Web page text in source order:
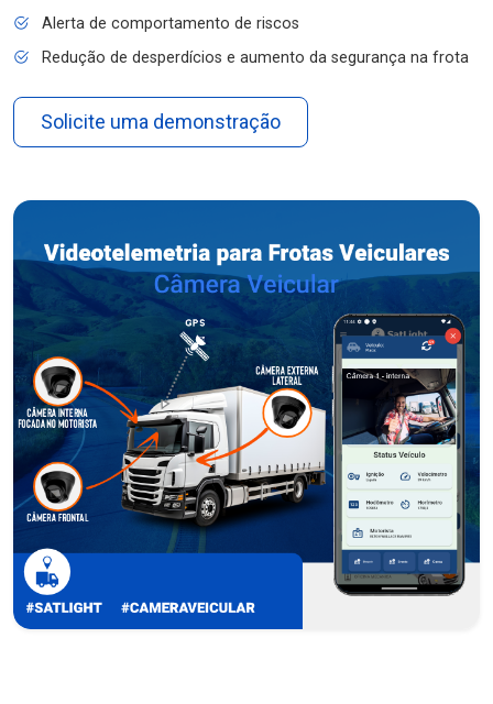
Alerta de comportamento de riscos
Redução de desperdícios e aumento da segurança na frota
Solicite uma demonstração